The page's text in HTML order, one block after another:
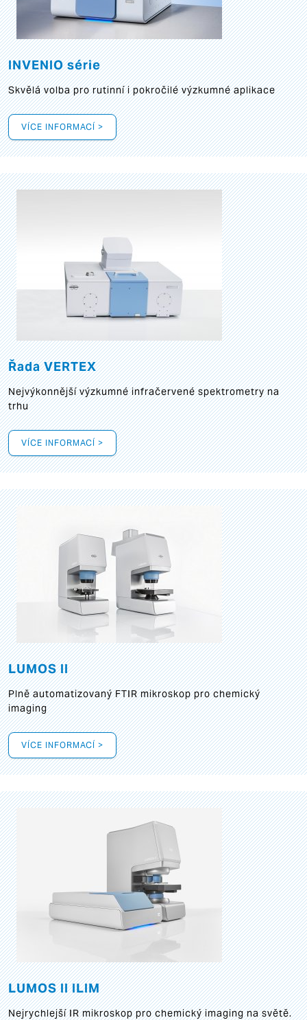
INVENIO série
Skvělá volba pro rutinní i pokročilé výzkumné aplikace
VÍCE INFORMACÍ >
Řada VERTEX
Nejvýkonnější výzkumné infračervené spektrometry na
trhu
VÍCE INFORMACÍ >
LUMOS II
Plně automatizovaný FTIR mikroskop pro chemický
imaging
VÍCE INFORMACÍ >
LUMOS II ILIM
Nejrychlejší IR mikroskop pro chemický imaging na světě.